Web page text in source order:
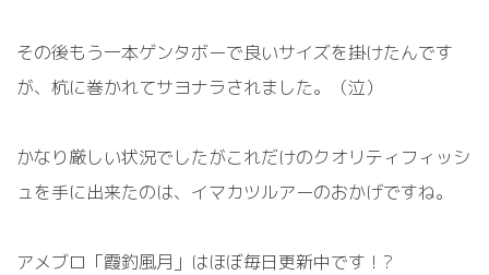
その後もう一本ゲンタボーで良いサイズを掛けたんです
が、杭に巻かれてサヨナラされました。（泣）
かなり厳しい状況でしたがこれだけのクオリティフィッシ
ュを手に出来たのは、イマカツルアーのおかげですね。
アメブロ「霞釣風月」はほぼ毎日更新中です！?